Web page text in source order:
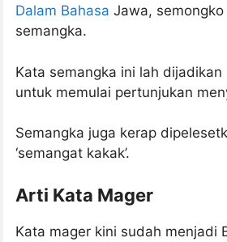
Dalam Bahasa Jawa,
semangka.
Kata semangka ini lah
untuk memulai pertunjukan
Semangka juga kerap
‘semangat kakak’.
Arti Kata Mager
Kata mager kini sudah menjadi